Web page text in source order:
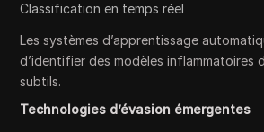
Classification en temps réel
Les systèmes d’apprentissage
d’identifier des modèles inflammatoires
subtils.
Technologies d’évasion émergentes